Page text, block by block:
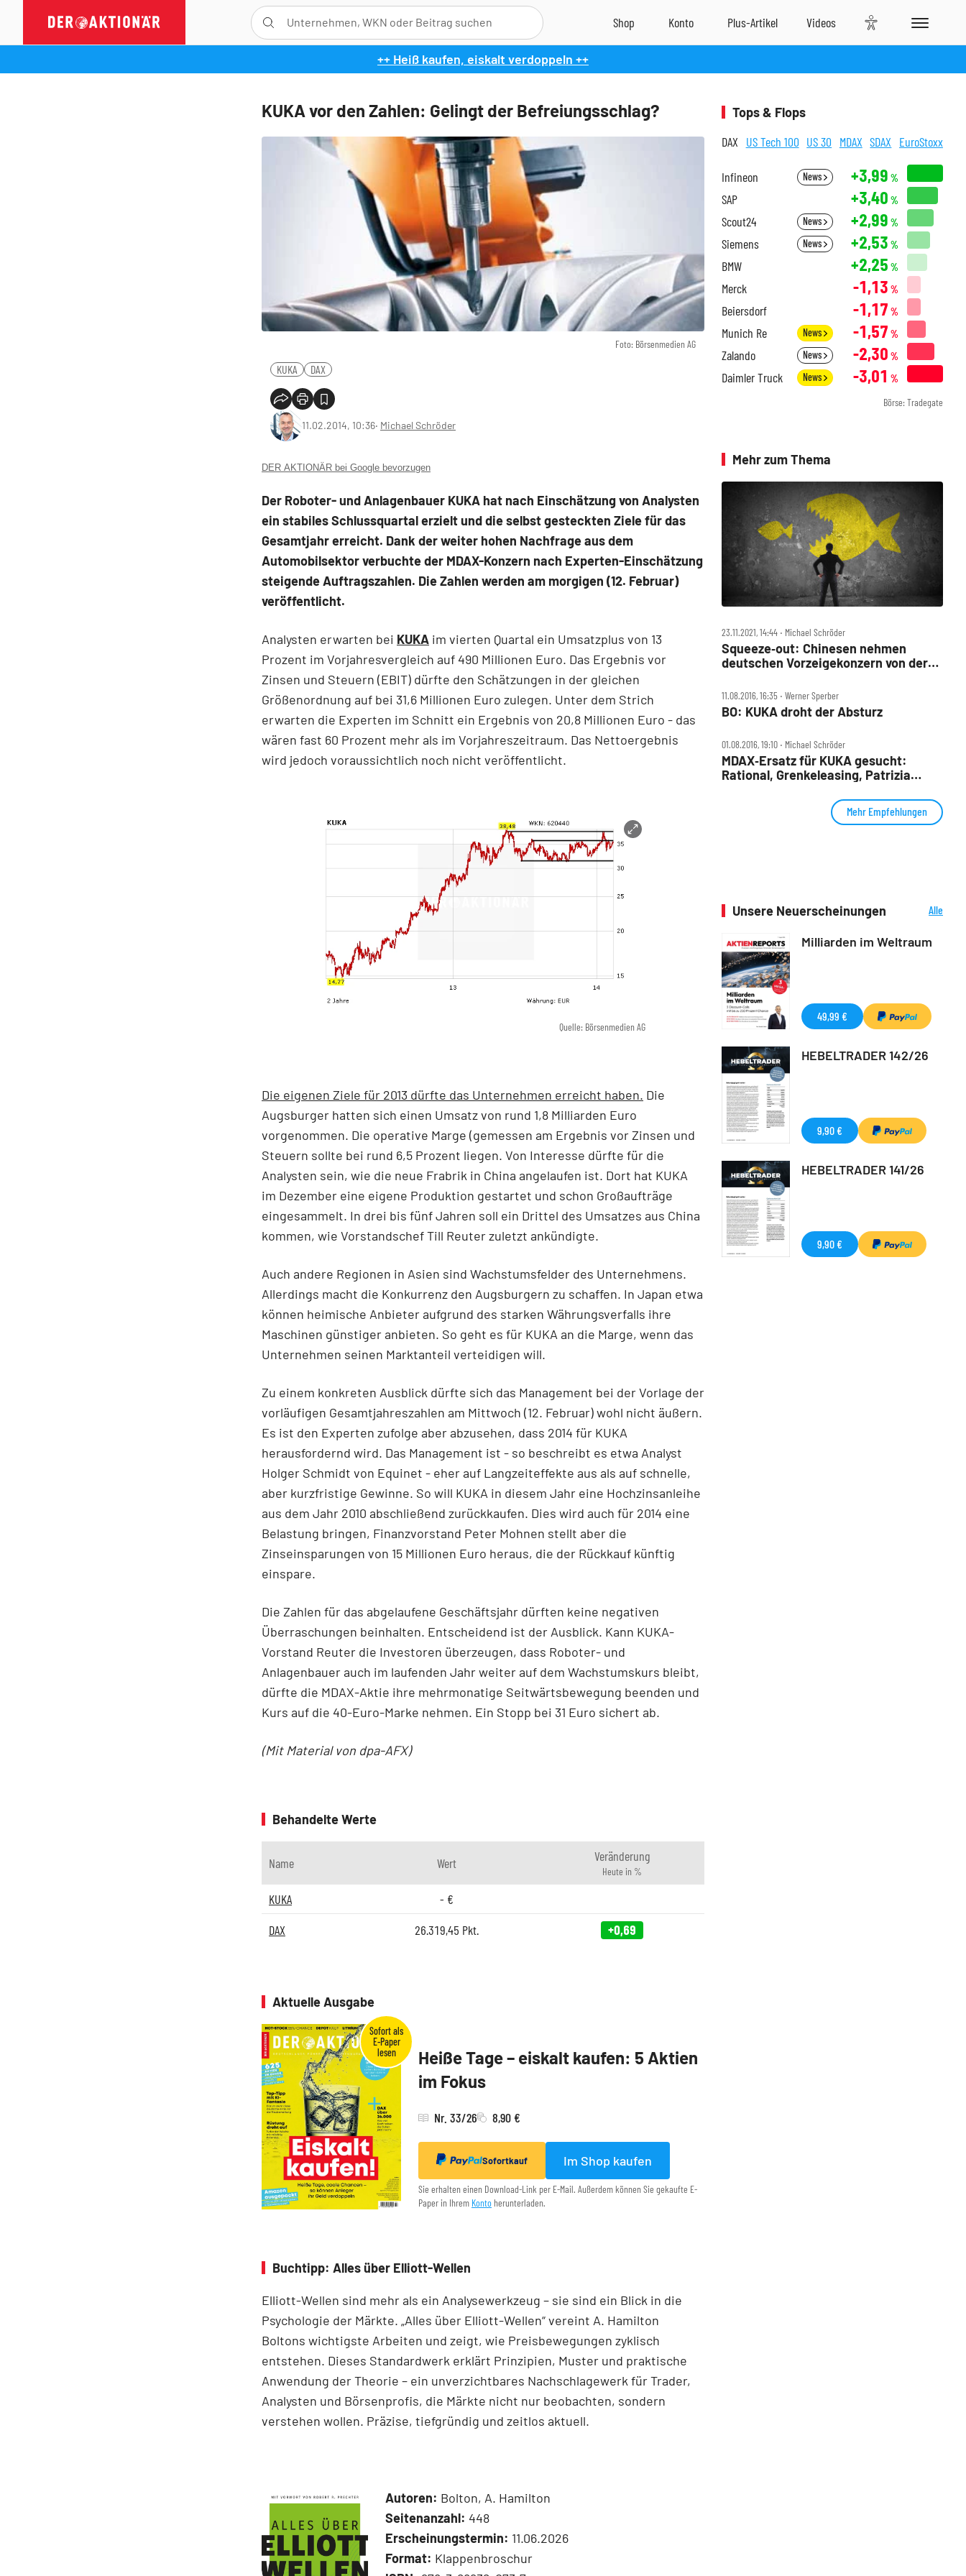
++ Heiß kaufen, eiskalt verdoppeln ++
KUKA vor den Zahlen: Gelingt der Befreiungsschlag?
Foto: Börsenmedien AG
KUKA DAX
11.02.2014, 10:36‧ Michael Schröder
DER AKTIONÄR bei Google bevorzugen
Der Roboter- und Anlagenbauer KUKA hat nach Einschätzung von Analysten
ein stabiles Schlussquartal erzielt und die selbst gesteckten Ziele für das
Gesamtjahr erreicht. Dank der weiter hohen Nachfrage aus dem
Automobilsektor verbuchte der MDAX-Konzern nach Experten-Einschätzung
steigende Auftragszahlen. Die Zahlen werden am morgigen (12. Februar)
veröffentlicht.
Analysten erwarten bei KUKA im vierten Quartal ein Umsatzplus von 13
Prozent im Vorjahresvergleich auf 490 Millionen Euro. Das Ergebnis vor
Zinsen und Steuern (EBIT) dürfte den Schätzungen in der gleichen
Größenordnung auf bei 31,6 Millionen Euro zulegen. Unter dem Strich
erwarten die Experten im Schnitt ein Ergebnis von 20,8 Millionen Euro - das
wären fast 60 Prozent mehr als im Vorjahreszeitraum. Das Nettoergebnis
wird jedoch voraussichtlich noch nicht veröffentlicht.
Quelle: Börsenmedien AG
Die eigenen Ziele für 2013 dürfte das Unternehmen erreicht haben. Die
Augsburger hatten sich einen Umsatz von rund 1,8 Milliarden Euro
vorgenommen. Die operative Marge (gemessen am Ergebnis vor Zinsen und
Steuern sollte bei rund 6,5 Prozent liegen. Von Interesse dürfte für die
Analysten sein, wie die neue Frabrik in China angelaufen ist. Dort hat KUKA
im Dezember eine eigene Produktion gestartet und schon Großaufträge
eingesammelt. In drei bis fünf Jahren soll ein Drittel des Umsatzes aus China
kommen, wie Vorstandschef Till Reuter zuletzt ankündigte.
Auch andere Regionen in Asien sind Wachstumsfelder des Unternehmens.
Allerdings macht die Konkurrenz den Augsburgern zu schaffen. In Japan etwa
können heimische Anbieter aufgrund des starken Währungsverfalls ihre
Maschinen günstiger anbieten. So geht es für KUKA an die Marge, wenn das
Unternehmen seinen Marktanteil verteidigen will.
Zu einem konkreten Ausblick dürfte sich das Management bei der Vorlage der
vorläufigen Gesamtjahreszahlen am Mittwoch (12. Februar) wohl nicht äußern.
Es ist den Experten zufolge aber abzusehen, dass 2014 für KUKA
herausfordernd wird. Das Management ist - so beschreibt es etwa Analyst
Holger Schmidt von Equinet - eher auf Langzeiteffekte aus als auf schnelle,
aber kurzfristige Gewinne. So will KUKA in diesem Jahr eine Hochzinsanleihe
aus dem Jahr 2010 abschließend zurückkaufen. Dies wird auch für 2014 eine
Belastung bringen, Finanzvorstand Peter Mohnen stellt aber die
Zinseinsparungen von 15 Millionen Euro heraus, die der Rückkauf künftig
einspare.
Die Zahlen für das abgelaufene Geschäftsjahr dürften keine negativen
Überraschungen beinhalten. Entscheidend ist der Ausblick. Kann KUKA-
Vorstand Reuter die Investoren überzeugen, dass Roboter- und
Anlagenbauer auch im laufenden Jahr weiter auf dem Wachstumskurs bleibt,
dürfte die MDAX-Aktie ihre mehrmonatige Seitwärtsbewegung beenden und
Kurs auf die 40-Euro-Marke nehmen. Ein Stopp bei 31 Euro sichert ab.
(Mit Material von dpa-AFX)
Behandelte Werte
Name Wert Veränderung
Heute in %
KUKA - €
DAX
26.319,45 Pkt. +0,69
Aktuelle Ausgabe
Heiße Tage – eiskalt kaufen: 5 Aktien
im Fokus
Nr. 33/26 8,90 €
Sofortkauf Im Shop kaufen
Sie erhalten einen Download-Link per E-Mail. Außerdem können Sie gekaufte E-
Paper in Ihrem Konto herunterladen.
Buchtipp: Alles über Elliott-Wellen
Elliott-Wellen sind mehr als ein Analysewerkzeug – sie sind ein Blick in die
Psychologie der Märkte. „Alles über Elliott-Wellen“ vereint A. Hamilton
Boltons wichtigste Arbeiten und zeigt, wie Preisbewegungen zyklisch
entstehen. Dieses Standardwerk erklärt Prinzipien, Muster und praktische
Anwendung der Theorie – ein unverzichtbares Nachschlagewerk für Trader,
Analysten und Börsenprofis, die Märkte nicht nur beobachten, sondern
verstehen wollen. Präzise, tiefgründig und zeitlos aktuell.
Autoren: Bolton, A. Hamilton
Seitenanzahl: 448
Erscheinungstermin: 11.06.2026
Format: Klappenbroschur
Tops & Flops
DAX US Tech 100 US 30 MDAX SDAX EuroStoxx
Infineon News +3,99 %
SAP +3,40 %
Scout24 News +2,99 %
Siemens News +2,53 %
BMW +2,25 %
Merck -1,13 %
Beiersdorf -1,17 %
Munich Re News -1,57 %
Zalando News -2,30 %
Daimler Truck News -3,01 %
Börse: Tradegate
Mehr zum Thema
23.11.2021, 14:44 ‧ Michael Schröder
Squeeze‑out: Chinesen nehmen
deutschen Vorzeigekonzern von der
11.08.2016, 16:35 ‧ Werner Sperber
BO: KUKA droht der Absturz
01.08.2016, 19:10 ‧ Michael Schröder
MDAX‑Ersatz für KUKA gesucht:
Rational, Grenkeleasing, Patrizia
in den Startlöchern
Mehr Empfehlungen
Unsere Neuerscheinungen
Alle
Milliarden im Weltraum
49,99 €
HEBELTRADER 142/26
9,90 €
HEBELTRADER 141/26
9,90 €